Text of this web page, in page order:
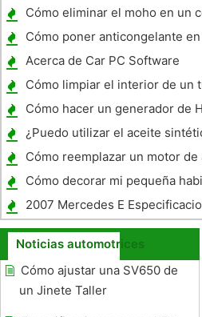
1994
Cómo eliminar el moho en un
chorro de arena
Cómo poner anticongelante
Acerca de Car PC Software
Cómo limpiar el interior de un
escape
Cómo hacer un generador de
coche
¿Puedo utilizar el aceite
elevadores hidráulicos ?
Cómo reemplazar un motor de
un Mitsubishi Eclipse 1998
Cómo decorar mi pequeña
un techo abovedado
2007 Mercedes E
Noticias automotrices
Cómo ajustar una SV650 de
un Jinete Taller